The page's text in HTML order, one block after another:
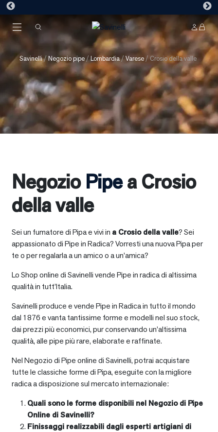
Savinelli/ Negozio pipe/Lombardia/Varese /Crosio della valle
Negozio Pipea Crosio
della valle
Sei un fumatore di Pipa e vivi in a Crosio della valle? Sei
appassionato di Pipe in Radica? Vorresti una nuova Pipa per
te o per regalarla a un amico o a un’amica?
Lo Shop online di Savinelli vende Pipe in radica di altissima
qualità in tutt’Italia.
Savinelli produce e vende Pipe in Radica in tutto il mondo
dal 1876 e vanta tantissime forme e modelli nel suo stock,
dai prezzi più economici, pur conservando un’altissima
qualità, alle pipe più rare, elaborate e raffinate.
Nel Negozio di Pipe online di Savinelli, potrai acquistare
tutte le classiche forme di Pipa, eseguite con la migliore
radica a disposizione sul mercato internazionale:
Quali sono le forme disponibili nel Negozio di Pipe
Online di Savinelli?
Finissaggi realizzabili dagli esperti artigiani di